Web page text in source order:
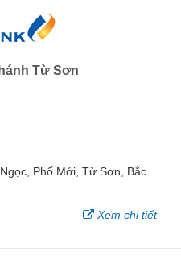
Từ Sơn
Phố Mới, Từ Sơn, Bắc
Xem chi tiết